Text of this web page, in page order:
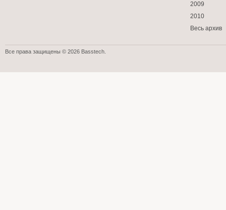
2009
2010
Весь архив
Все права защищены © 2026 Basstech.